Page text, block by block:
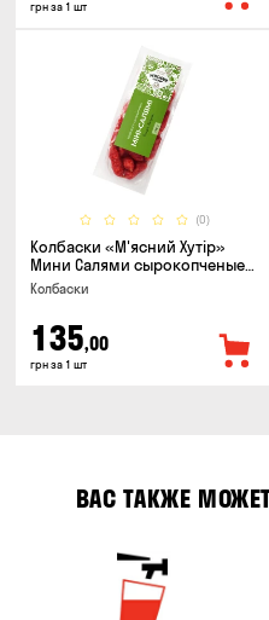
грн за 1 шт
(0)
Колбаски «М'ясний Хутір»
Мини Салями сырокопченые,
150г
Колбаски
135,00
грн за 1 шт
ВАС ТАКЖЕ